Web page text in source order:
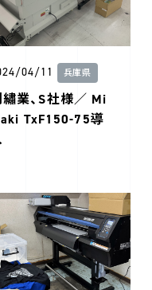
04/11 兵庫県
業、S社様／ Mi
TxF150-75導